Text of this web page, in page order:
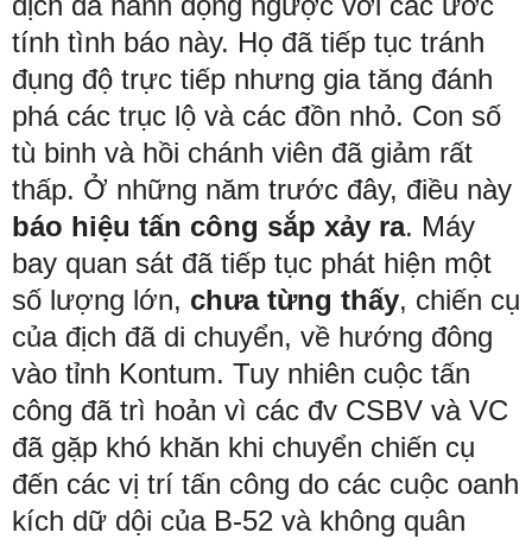
tính tình báo này. Họ đã tiếp tục tránh
đụng độ trực tiếp nhưng gia tăng đánh
phá các trục lộ và các đồn nhỏ. Con số
tù binh và hồi chánh viên đã giảm rất
thấp. Ở những năm trước đây, điều này
báo hiệu tấn công sắp xảy ra. Máy
bay quan sát đã tiếp tục phát hiện một
số lượng lớn, chưa từng thấy, chiến cụ
của địch đã di chuyển, về hướng đông
vào tỉnh Kontum. Tuy nhiên cuộc tấn
công đã trì hoản vì các đv CSBV và VC
đã gặp khó khăn khi chuyển chiến cụ
đến các vị trí tấn công do các cuộc oanh
kích dữ dội của B-52 và không quân